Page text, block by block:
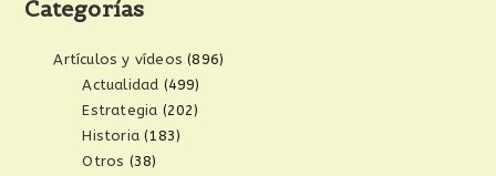
Categorías
Artículos y vídeos (896)
Actualidad (499)
Estrategia (202)
Historia (183)
Otros (38)